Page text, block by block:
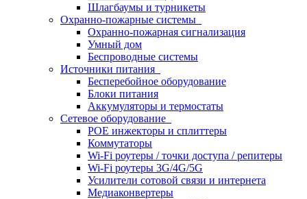
Шлагбаумы и турникеты
Охранно-пожарные системы
Охранно-пожарная сигнализация
Умный дом
Беспроводные системы
Источники питания
Бесперебойное оборудование
Блоки питания
Аккумуляторы и термостаты
Сетевое оборудование
POE инжекторы и сплиттеры
Коммутаторы
Wi-Fi роутеры / точки доступа / репитеры
Wi-Fi роутеры 3G/4G/5G
Усилители сотовой связи и интернета
Медиаконвертеры